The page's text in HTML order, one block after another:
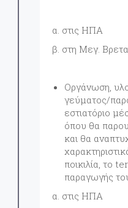
α. στις ΗΠΑ
β. στη Μεγ.
Οργάνωση,
γεύματος/
εστιατόριο
όπου θα
και θα
ποικιλία, το
παραγωγής
α. στις ΗΠΑ